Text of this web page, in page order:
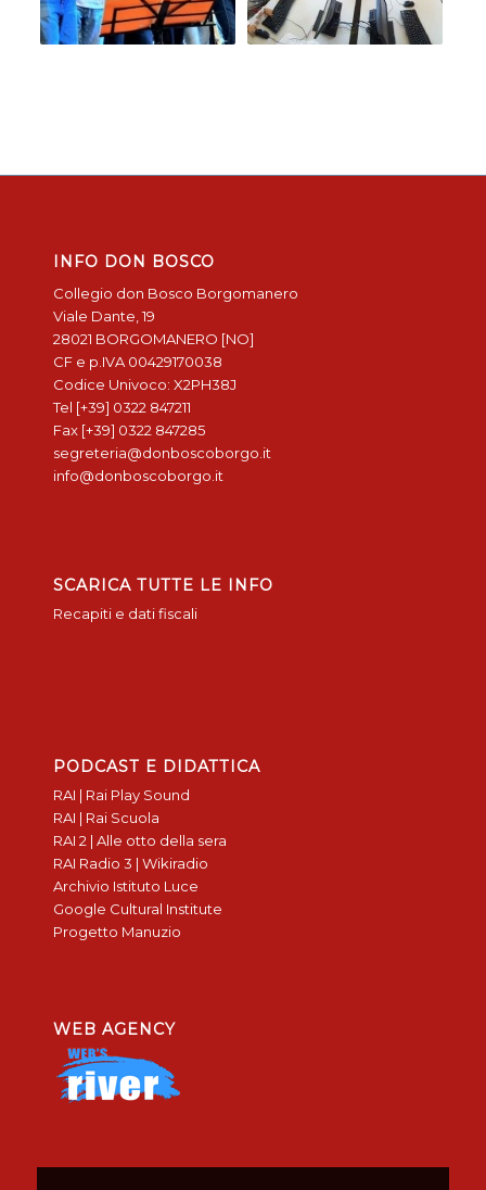
INFO DON BOSCO
Collegio don Bosco Borgomanero
Viale Dante, 19
28021 BORGOMANERO [NO]
CF e p.IVA 00429170038
Codice Univoco: X2PH38J
Tel [+39] 0322 847211
Fax [+39] 0322 847285
segreteria@donboscoborgo.it
info@donboscoborgo.it
SCARICA TUTTE LE INFO
Recapiti e dati fiscali
PODCAST E DIDATTICA
RAI | Rai Play Sound
RAI | Rai Scuola
RAI 2 | Alle otto della sera
RAI Radio 3 | Wikiradio
Archivio Istituto Luce
Google Cultural Institute
Progetto Manuzio
WEB AGENCY